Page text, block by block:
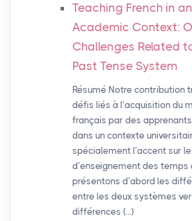
Teaching French in
Academic Context:
Challenges Related
Past Tense System
Résumé Notre contribution
défis liés à l’acquisition du
français par des
dans un contexte
spécialement l’accent sur
d’enseignement des temps
présentons d’abord les
entre les deux systèmes
différences (…)